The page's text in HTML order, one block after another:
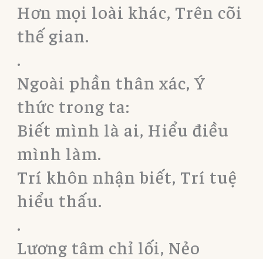
Hơn mọi loài khác, Trên cõi
thế gian.
.
Ngoài phần thân xác, Ý
thức trong ta:
Biết mình là ai, Hiểu điều
mình làm.
Trí khôn nhận biết, Trí tuệ
hiểu thấu.
.
Lương tâm chỉ lối, Nẻo